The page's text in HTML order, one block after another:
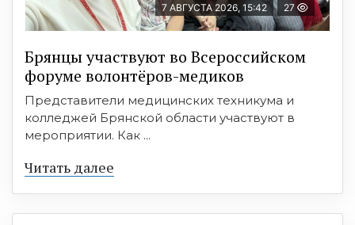
7 АВГУСТА 2026, 15:42 27
Брянцы участвуют во Всероссийском
форуме волонтёров-медиков
Представители медицинских техникума и
колледжей Брянской области участвуют в
мероприятии. Как ...
Читать далее